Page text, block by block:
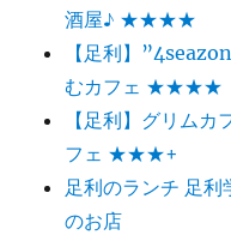
酒屋♪ ★★★★
【足利】
むカフェ ★★★★
【足利】グリム
フェ ★★★+
足利のランチ 足利
のお店